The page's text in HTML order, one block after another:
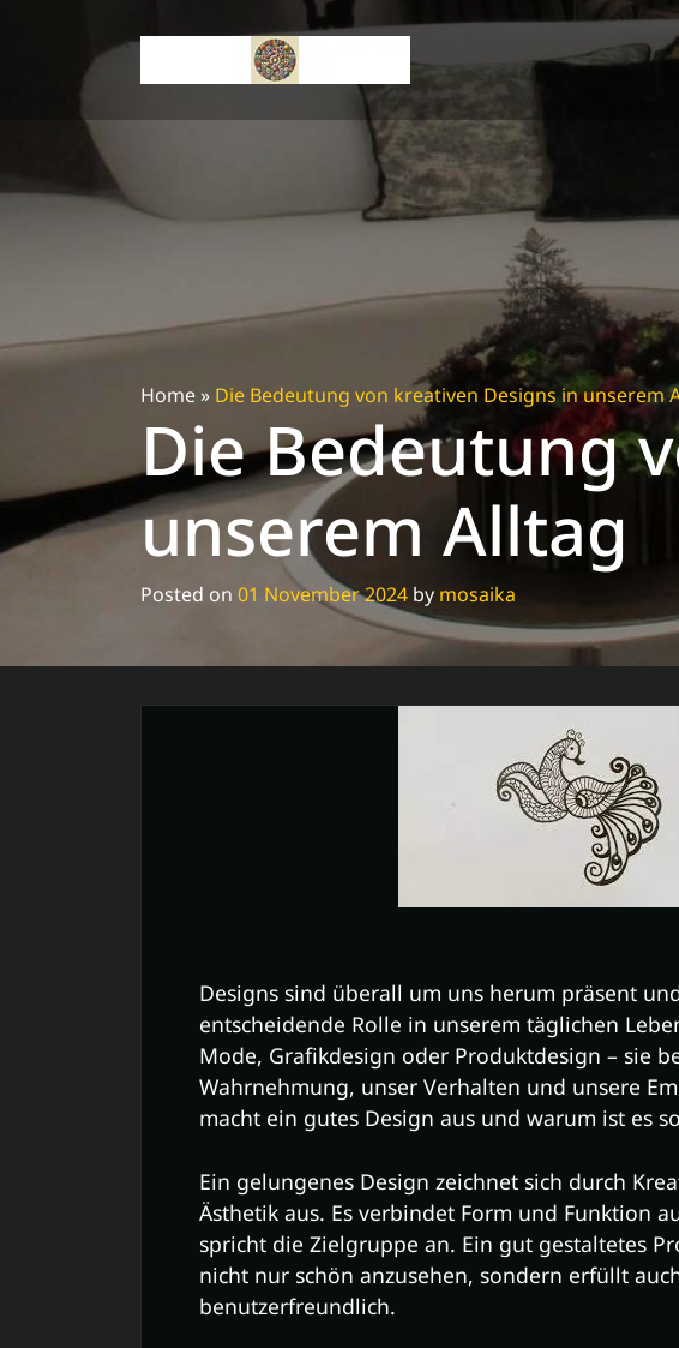
Home » Die Bedeutung von kreativen Designs in unserem
Die Bedeutung
unserem Alltag
Posted on 01 November 2024 by mosaika
Designs sind überall um uns herum präsent
entscheidende Rolle in unserem täglichen
Mode, Grafikdesign oder Produktdesign – sie
Wahrnehmung, unser Verhalten und unsere
macht ein gutes Design aus und warum ist es
Ein gelungenes Design zeichnet sich durch
Ästhetik aus. Es verbindet Form und Funktion
spricht die Zielgruppe an. Ein gut gestaltetes
nicht nur schön anzusehen, sondern erfüllt
benutzerfreundlich.